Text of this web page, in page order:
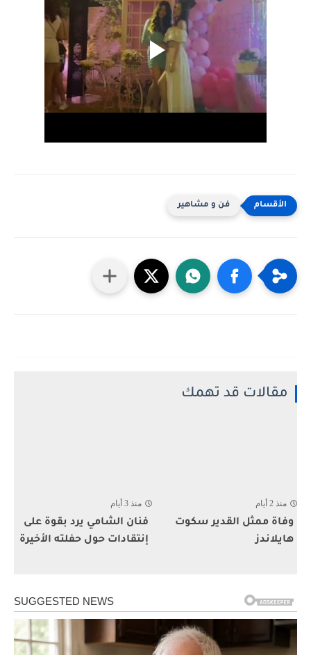
فن و مشاهير
مقالات قد تهمك
منذ 2 أيام
وفاة ممثل القدير سكوت
هايلاندز
منذ 3 أيام
فنان الشامي يرد بقوة على
إنتقادات حول حفلته الأخيرة